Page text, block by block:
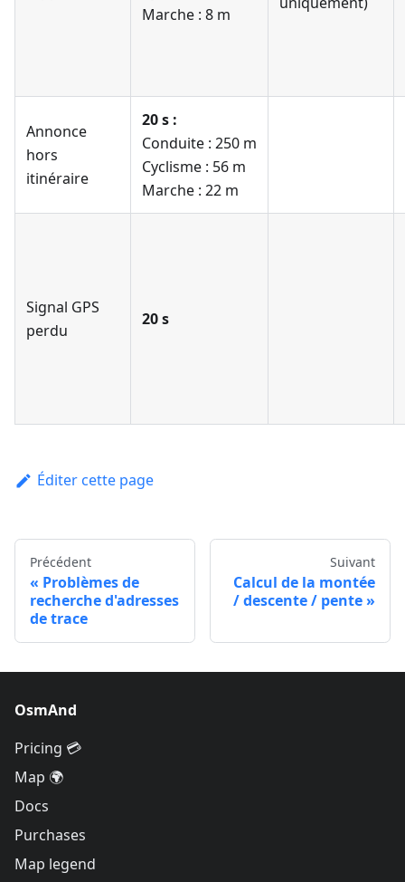
Marche : 8 m
Annonce
hors
itinéraire
20 s :
Conduite : 250 m
Cyclisme : 56 m
Marche : 22 m
Signal GPS
perdu
20 s
Éditer cette page
Précédent
Problèmes de
recherche d'adresses
de trace
Suivant
Calcul de la montée
/ descente / pente
OsmAnd
Pricing 💳
Map 🌍
Docs
Purchases
Map legend